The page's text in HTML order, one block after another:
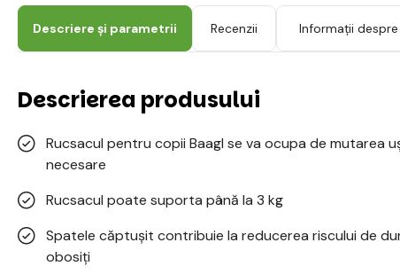
Descriere și parametrii Recenzii Informații
Descrierea produsului
Rucsacul pentru copii Baagl se va ocupa de mutarea
necesare
Rucsacul poate suporta până la 3 kg
Spatele căptușit contribuie la reducerea riscului de
obosiți